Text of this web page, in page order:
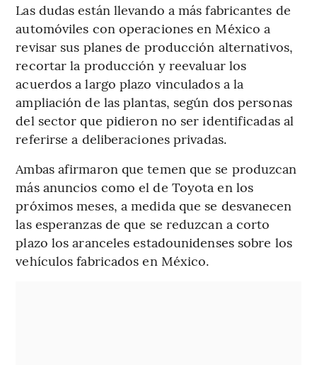
Las dudas están llevando a más fabricantes de
automóviles con operaciones en México a
revisar sus planes de producción alternativos,
recortar la producción y reevaluar los
acuerdos a largo plazo vinculados a la
ampliación de las plantas, según dos personas
del sector que pidieron no ser identificadas al
referirse a deliberaciones privadas.
Ambas afirmaron que temen que se produzcan
más anuncios como el de Toyota en los
próximos meses, a medida que se desvanecen
las esperanzas de que se reduzcan a corto
plazo los aranceles estadounidenses sobre los
vehículos fabricados en México.